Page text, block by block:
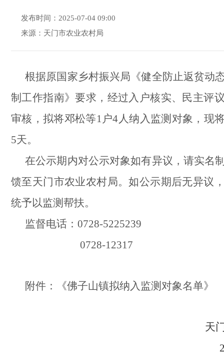
发布时间：2025-07-04 09:00
来源：天门市农业农村局
根据原国家乡村振兴局《健全防止返贫动
制工作指南》要求，经过入户核实、民主评
审核，拟将邓松等1 户4人纳入监测对象，现
5天。
在公示期内对公示对象如有异议，请实名
馈至天门市农业农村局。如公示期后无异议
统予以监测帮扶。
监督电话： 0728-5225239
0728-12317
附件：《佛子山镇拟纳入监测对象名单》
天